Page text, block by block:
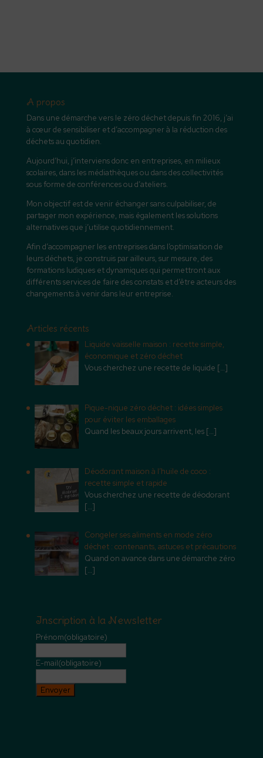
A propos
Dans une démarche vers le zéro déchet depuis fin 2016, j’ai
à cœur de sensibiliser et d’accompagner à la réduction des
déchets au quotidien.
Aujourd’hui, j’interviens donc en entreprises, en milieux
scolaires, dans les médiathèques ou dans des collectivités
sous forme de conférences ou d’ateliers.
Mon objectif est de venir échanger sans culpabiliser, de
partager mon expérience, mais également les solutions
alternatives que j’utilise quotidiennement.
Afin d’accompagner les entreprises dans l’optimisation de
leurs déchets, je construis par ailleurs, sur mesure, des
formations ludiques et dynamiques qui permettront aux
différents services de faire des constats et d’être acteurs des
changements à venir dans leur entreprise.
Articles récents
Liquide vaisselle maison : recette simple,
économique et zéro déchet
Vous cherchez une recette de liquide […]
Pique-nique zéro déchet : idées simples
pour éviter les emballages
Quand les beaux jours arrivent, les […]
Déodorant maison à l’huile de coco :
recette simple et rapide
Vous cherchez une recette de déodorant
[…]
Congeler ses aliments en mode zéro
déchet : contenants, astuces et précautions
Quand on avance dans une démarche zéro
[…]
Inscription à la Newsletter
Prénom(obligatoire)
E-mail(obligatoire)
Envoyer